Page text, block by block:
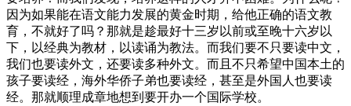
因为如果能在语文能力发展的黄金时期，给他正确的语文教
育，不就好了吗？那就是趁最好十三岁以前或至晚十六岁以
下，以经典为教材，以读诵为教法。而我们要不只要读中文，
我们也要读外文，还要读多种外文。而且不只希望中国本土的
孩子要读经，海外华侨子弟也要读经，甚至是外国人也要读
经。那就顺理成章地想到要开办一个国际学校。